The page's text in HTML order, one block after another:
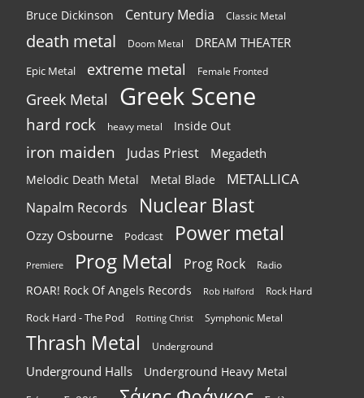
Bruce Dickinson Century Media Classic Metal
death metal Doom Metal DREAM THEATER
Epic Metal extreme metal Female Fronted
Greek Metal Greek Scene
hard rock heavy metal Inside Out
iron maiden Judas Priest Megadeth
Melodic Death Metal Metal Blade METALLICA
Napalm Records Nuclear Blast
Ozzy Osbourne Podcast Power metal
Premiere Prog Metal Prog Rock Radio
ROAR! Rock Of Angels Records Rob Halford Rock Hard
Rock Hard - The Pod Rotting Christ Symphonic Metal
Thrash Metal Underground
Underground Halls Underground Heavy Metal